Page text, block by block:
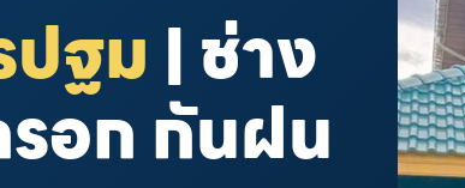
ปฐม | ช่าง
อก กันฝน